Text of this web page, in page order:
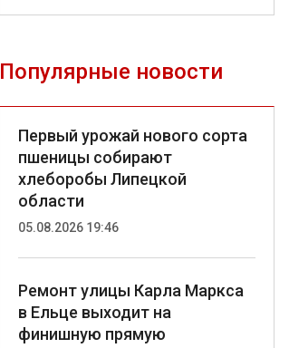
Популярные новости
Первый урожай нового сорта
пшеницы собирают
хлеборобы Липецкой
области
05.08.2026 19:46
Ремонт улицы Карла Маркса
в Ельце выходит на
финишную прямую